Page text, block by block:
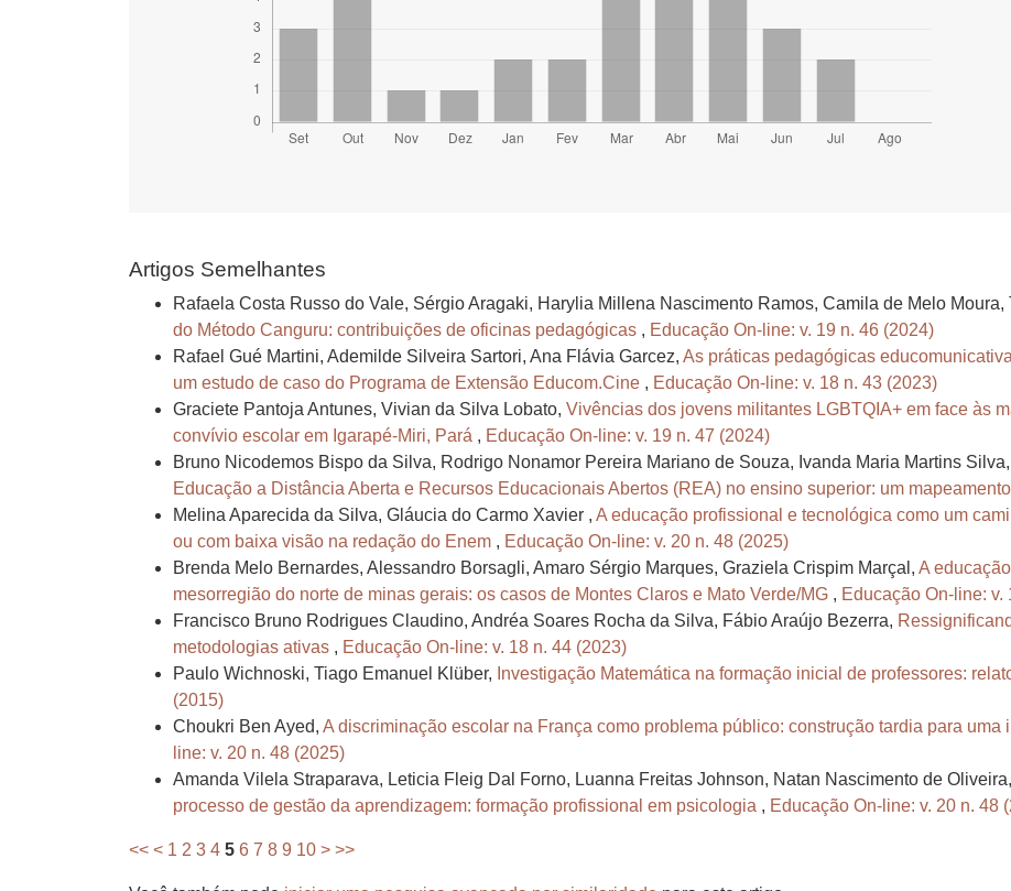
Artigos Semelhantes
Rafaela Costa Russo do Vale, Sérgio Aragaki, Harylia Millena Nascimento Ramos, Camila de Melo
do Método Canguru: contribuições de oficinas pedagógicas , Educação On-line: v. 19 n. 46 (2024)
Rafael Gué Martini, Ademilde Silveira Sartori, Ana Flávia Garcez, As práticas pedagógicas
um estudo de caso do Programa de Extensão Educom.Cine , Educação On-line: v. 18 n. 43 (2023)
Graciete Pantoja Antunes, Vivian da Silva Lobato, Vivências dos jovens militantes LGBTQIA+ em face às
convívio escolar em Igarapé-Miri, Pará , Educação On-line: v. 19 n. 47 (2024)
Bruno Nicodemos Bispo da Silva, Rodrigo Nonamor Pereira Mariano de Souza, Ivanda Maria Martins Silva,
Educação a Distância Aberta e Recursos Educacionais Abertos (REA) no ensino superior: um mapeamento
Melina Aparecida da Silva, Gláucia do Carmo Xavier , A educação profissional e tecnológica como um
ou com baixa visão na redação do Enem , Educação On-line: v. 20 n. 48 (2025)
Brenda Melo Bernardes, Alessandro Borsagli, Amaro Sérgio Marques, Graziela Crispim Marçal, A
mesorregião do norte de minas gerais: os casos de Montes Claros e Mato Verde/MG , Educação On-line: v.
Francisco Bruno Rodrigues Claudino, Andréa Soares Rocha da Silva, Fábio Araújo Bezerra,
metodologias ativas , Educação On-line: v. 18 n. 44 (2023)
Paulo Wichnoski, Tiago Emanuel Klüber, Investigação Matemática na formação inicial de professores:
(2015)
Choukri Ben Ayed, A discriminação escolar na França como problema público: construção tardia para uma
line: v. 20 n. 48 (2025)
Amanda Vilela Straparava, Leticia Fleig Dal Forno, Luanna Freitas Johnson, Natan Nascimento de
processo de gestão da aprendizagem: formação profissional em psicologia , Educação On-line: v. 20 n. 48
<< < 1 2 3 4 5 6 7 8 9 10 > >>